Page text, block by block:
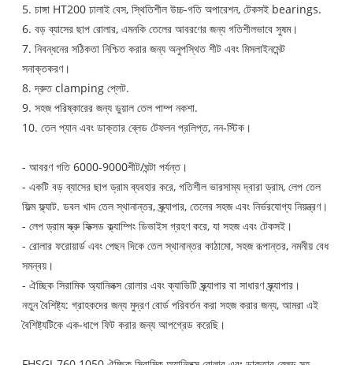
5. চাঙ্গা HT200 ঢালাই বেস, স্থিতিশীল উচ্চ-গতি অপারেশন, টেকসই bearings.
6. বড় ব্যাসের ছাপ রোলার, এমনকি তেলের আবরণের জন্য গতিশীলভাবে সুষম।
7. নিবন্ধনের সঠিকতা নিশ্চিত করার জন্য অনুপস্থিত শীট এবং মিসলাইনমেন্ট
সনাক্তকরণ।
8. দ্রুত clamping প্লেট.
9. সহজ পরিষ্কারের জন্য ডুয়াল তেল পাম্প নকশা.
10. তেল প্যান এবং ডাক্তার ব্লেড টেফলন প্রলিপ্ত, নন-স্টিক।
- আবরণ গতি 6000-9000শীট/ঘন্টা পর্যন্ত।
- একটি বড় ব্যাসের ছাপ ড্রাম ব্যবহার করে, গতিশীল ভারসাম্য দ্বারা ড্রাম, লেপ তেল
ফিল্ম ফ্ল্যাট. ডবল খাদ তেল স্থানান্তর, স্ক্র্যাপার, তেলের সহজ এবং নির্ভরযোগ্য নিয়ন্ত্রণ।
- লেপ ড্রাম স্ক্রু ফিক্সড ক্ল্যাম্পিং ডিভাইস গ্রহণ করে, যা সহজ এবং টেকসই।
- রোলার ফরোয়ার্ড এবং পেছন দিকে তেল স্থানান্তর কাঠামো, সহজ রূপান্তর, নমনীয় বেধ
সমন্বয়।
- ঐচ্ছিক সিরামিক অ্যানিলক্স রোলার এবং ক্যাভিটি স্ক্র্যাপার বা সাধারণ স্ক্র্যাপার।
নতুন বৈশিষ্ট্য: গ্রাহকদের জন্য মুদ্রণ বোর্ড পরিবর্তন করা সহজ করার জন্য, আমরা এই
বৈশিষ্ট্যটিকে এক-ধাপে ফিট করার জন্য আপগ্রেড করেছি।